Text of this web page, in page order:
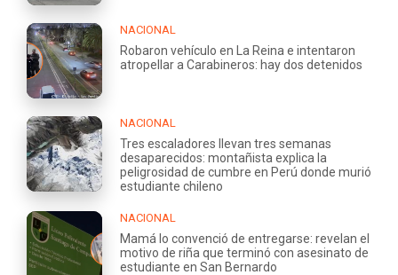
NACIONAL
Robaron vehículo en La Reina e intentaron
atropellar a Carabineros: hay dos detenidos
NACIONAL
Tres escaladores llevan tres semanas
desaparecidos: montañista explica la
peligrosidad de cumbre en Perú donde murió
estudiante chileno
NACIONAL
Mamá lo convenció de entregarse: revelan el
motivo de riña que terminó con asesinato de
estudiante en San Bernardo